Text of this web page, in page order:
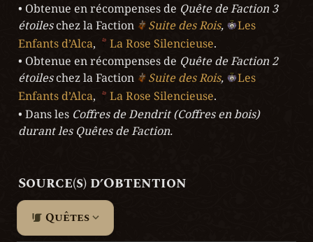
• Obtenue en récompenses de Quête de Faction 3
étoiles chez la Faction Suite des Rois,
Les
Enfants d’Alca, La Rose Silencieuse.
• Obtenue en récompenses de Quête de Faction 2
étoiles chez la Faction Suite des Rois,
Les
Enfants d’Alca, La Rose Silencieuse.
• Dans les Coffres de Dendrit (Coffres en bois)
durant les Quêtes de Faction.
Source(s) d’Obtention
Quêtes